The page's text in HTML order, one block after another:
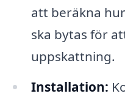
att beräkna
ska bytas för
uppskattning.
Installation: